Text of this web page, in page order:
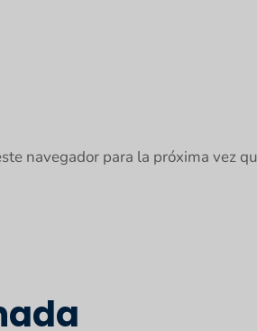
navegador para la próxima vez